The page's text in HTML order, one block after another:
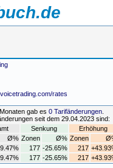
rates
gab es0 Tarifänderungen
seit dem 29.04.2023 sind:
Senkung
Erhöhung
Ø% Zonen Ø% Zonen
177 -25.65% 217
177 -25.65% 217